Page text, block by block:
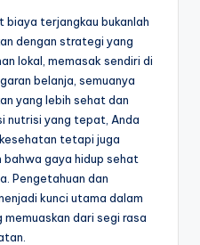
biaya terjangkau bukanlah
dengan strategi yang
lokal, memasak sendiri di
belanja, semuanya
yang lebih sehat dan
nutrisi yang tepat, Anda
tetapi juga
gaya hidup sehat
Pengetahuan dan
kunci utama dalam
memuaskan dari segi rasa